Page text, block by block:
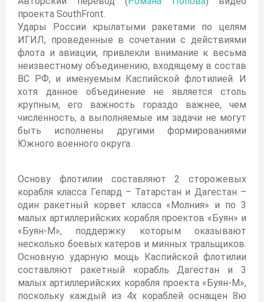
проекта SouthFront.
Удары России крылатыми ракетами по целям
ИГИЛ, проведенные в сочетании с действиями
флота и авиации, привлекли внимание к весьма
неизвестному объединению, входящему в состав
ВС РФ, и именуемым Каспийской флотилией. И
хотя данное объединение не является столь
крупным, его важность гораздо важнее, чем
численность, а выполняемые им задачи не могут
быть исполнены другими формированиями
Южного военного округа.
Основу флотилии составляют 2 сторожевых
корабля класса Гепард – Татарстан и Дагестан –
один ракетный корвет класса «Молния» и по 3
малых артиллерийских корабля проектов «Буян» и
«Буян-М», поддержку которым оказывают
несколько боевых катеров и минных тральщиков.
Основную ударную мощь Каспийской флотилии
составляют ракетный корабль Дагестан и 3
малых артиллерийских корабля проекта «Буян-М»,
поскольку каждый из 4х кораблей оснащен 8ю